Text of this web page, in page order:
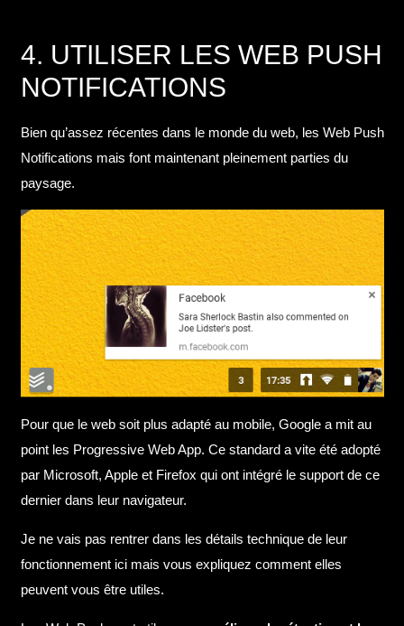
4. UTILISER LES WEB PUSH
NOTIFICATIONS
Bien qu’assez récentes dans le monde du web, les Web Push
Notifications mais font maintenant pleinement parties du
paysage.
Pour que le web soit plus adapté au mobile, Google a mit au
point les Progressive Web App. Ce standard a vite été adopté
par Microsoft, Apple et Firefox qui ont intégré le support de ce
dernier dans leur navigateur.
Je ne vais pas rentrer dans les détails technique de leur
fonctionnement ici mais vous expliquez comment elles
peuvent vous être utiles.